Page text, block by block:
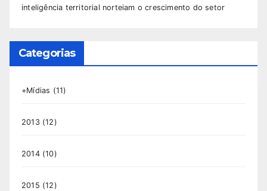
inteligência territorial norteiam o crescimento do setor
Categorias
+Mídias (11)
2013(12)
2014(10)
2015 (12)